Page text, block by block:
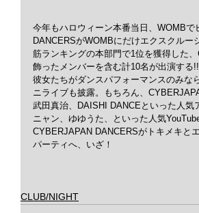
今年もハロウィーン本番当日、WOMB
DANCERSがWOMBにだけエクスクル
筋ランキングの本部門で1位を獲得した
飾ったメンバーを含む計10名が出演する!!
彼女たちがダンスパフォーマンスのみな
ニライブも披露。もちろん、
武田真治、DAISHI DANCEといった人
ニャン、ゆゆうた、といった人気
CYBERJAPAN DANCERSがトキメキと
パーティへ、いざ！
CLUB/NIGHT